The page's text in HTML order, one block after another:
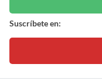
Suscríbete en: